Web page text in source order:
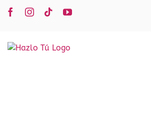
FacebookInstagram
TiktokYouTube